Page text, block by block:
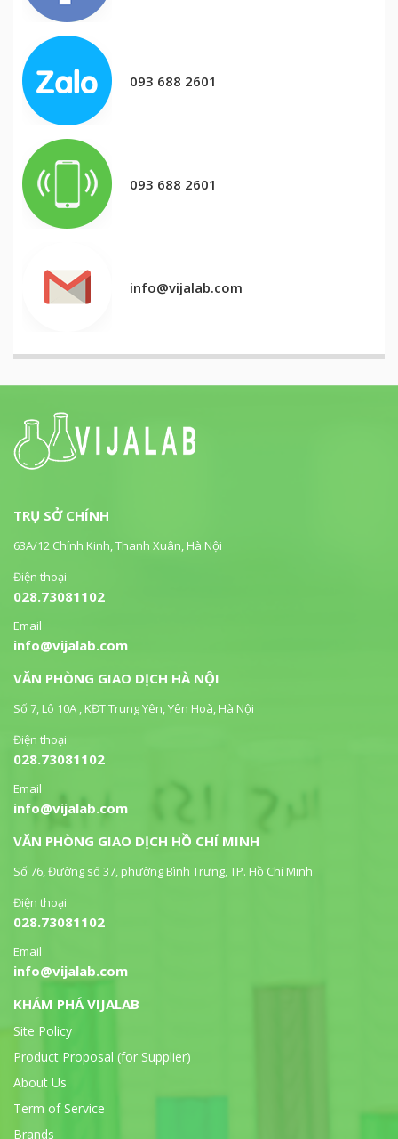
093 688 2601
093 688 2601
info@vijalab.com
TRỤ SỞ CHÍNH
63A/12 Chính Kinh, Thanh Xuân, Hà Nội
Điện thoại
028.73081102
Email
info@vijalab.com
VĂN PHÒNG GIAO DỊCH HÀ NỘI
Số 7, Lô 10A , KĐT Trung Yên, Yên Hoà, Hà Nội
Điện thoại
028.73081102
Email
info@vijalab.com
VĂN PHÒNG GIAO DỊCH HỒ CHÍ MINH
Số 76, Đường số 37, phường Bình Trưng, TP. Hồ Chí Minh
Điện thoại
028.73081102
Email
info@vijalab.com
KHÁM PHÁ VIJALAB
Site Policy
Product Proposal (for Supplier)
About Us
Term of Service
Brands